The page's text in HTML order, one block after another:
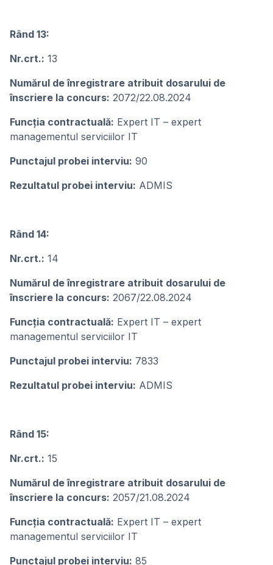
Rând 13:
Nr.crt.: 13
Numărul de înregistrare atribuit dosarului de
înscriere la concurs: 2072/22.08.2024
Funcţia contractuală: Expert IT – expert
managementul serviciilor IT
Punctajul probei interviu: 90
Rezultatul probei interviu: ADMIS
Rând 14:
Nr.crt.: 14
Numărul de înregistrare atribuit dosarului de
înscriere la concurs: 2067/22.08.2024
Funcţia contractuală: Expert IT – expert
managementul serviciilor IT
Punctajul probei interviu: 7833
Rezultatul probei interviu: ADMIS
Rând 15:
Nr.crt.: 15
Numărul de înregistrare atribuit dosarului de
înscriere la concurs: 2057/21.08.2024
Funcţia contractuală: Expert IT – expert
managementul serviciilor IT
Punctajul probei interviu: 85